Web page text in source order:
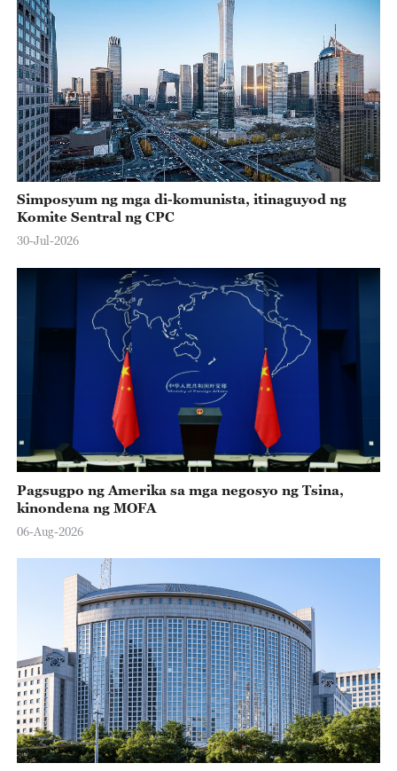
Simposyum ng mga di-komunista, itinaguyod ng
Komite Sentral ng CPC
30-Jul-2026
Pagsugpo ng Amerika sa mga negosyo ng Tsina,
kinondena ng MOFA
06-Aug-2026